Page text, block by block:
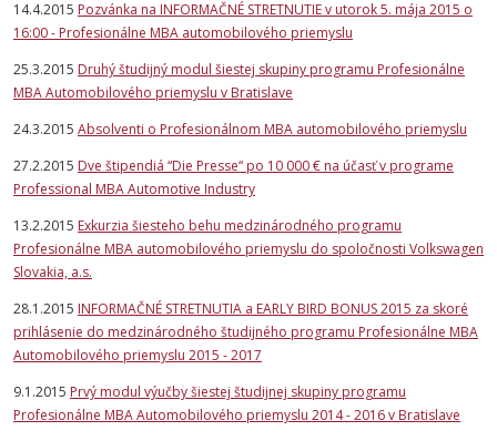
14.4.2015 Pozvánka na INFORMAČNÉ STRETNUTIE v utorok 5. mája 2015 o
16:00 - Profesionálne MBA automobilového priemyslu
25.3.2015 Druhý študijný modul šiestej skupiny programu Profesionálne
MBA Automobilového priemyslu v Bratislave
24.3.2015 Absolventi o Profesionálnom MBA automobilového priemyslu
27.2.2015 Dve štipendiá “Die Presse“ po 10 000 € na účasť v programe
Professional MBA Automotive Industry
13.2.2015 Exkurzia šiesteho behu medzinárodného programu
Profesionálne MBA automobilového priemyslu do spoločnosti Volkswagen
Slovakia, a.s.
28.1.2015 INFORMAČNÉ STRETNUTIA a EARLY BIRD BONUS 2015 za skoré
prihlásenie do medzinárodného študijného programu Profesionálne MBA
Automobilového priemyslu 2015 - 2017
9.1.2015 Prvý modul výučby šiestej študijnej skupiny programu
Profesionálne MBA Automobilového priemyslu 2014 - 2016 v Bratislave